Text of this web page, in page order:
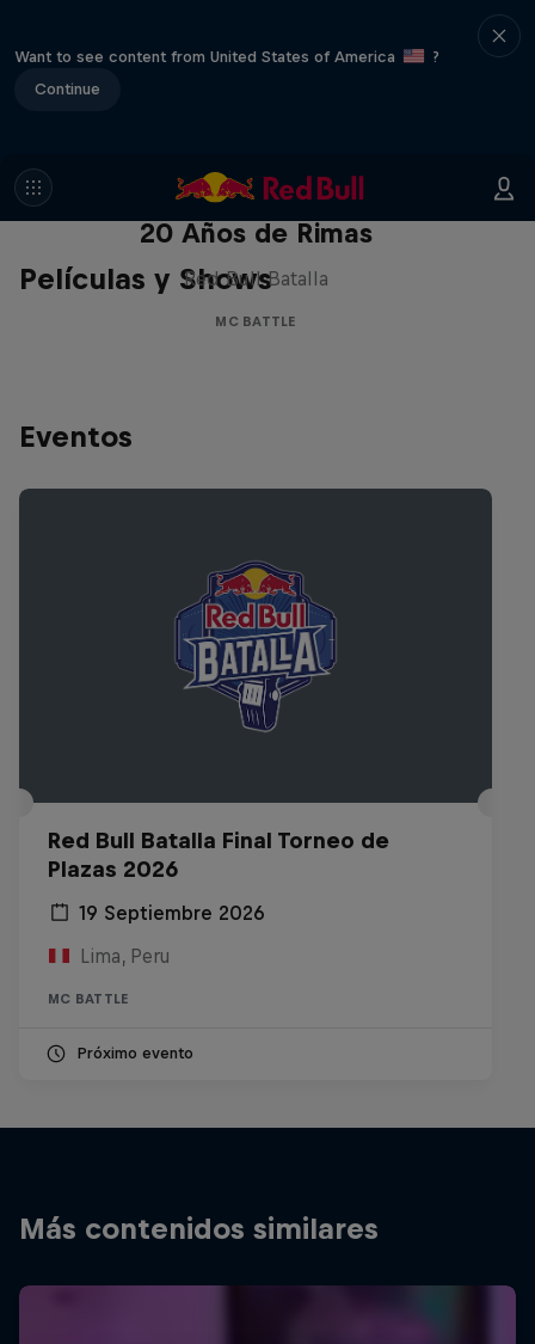
Want to see content from United States of America
?
Continue
Películas y Shows
Red Bull Batalla Nueva Historia:
20 Años de Rimas
Red Bull Batalla
MC BATTLE
Eventos
Red Bull Batalla Final Torneo de
Plazas 2026
19 Septiembre 2026
Lima, Peru
MC BATTLE
Próximo evento
Más contenidos similares